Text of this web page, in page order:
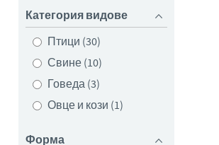
United Kingdom
Vietnam
Категория видове
Птици (30)
Свине (10)
Говеда (3)
Овце и кози (1)
Форма